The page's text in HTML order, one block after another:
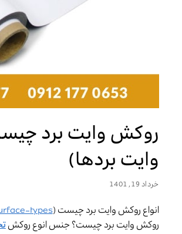
روکش وایت برد
وایت بردها)
خرداد 19, 1401
انواع روکش وایت برد چیست (types
روکش وایت برد چیست؟ جنس انوع روکش